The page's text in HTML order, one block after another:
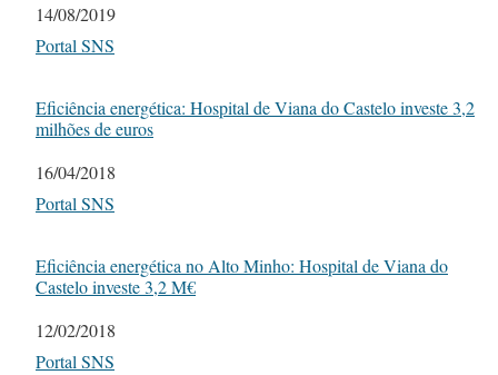
Date
14/08/2019
In relation to
Portal SNS
Eficiência energética: Hospital de Viana do Castelo investe 3,2
milhões de euros
Date
16/04/2018
In relation to
Portal SNS
Eficiência energética no Alto Minho: Hospital de Viana do
Castelo investe 3,2 M€
Date
12/02/2018
In relation to
Portal SNS